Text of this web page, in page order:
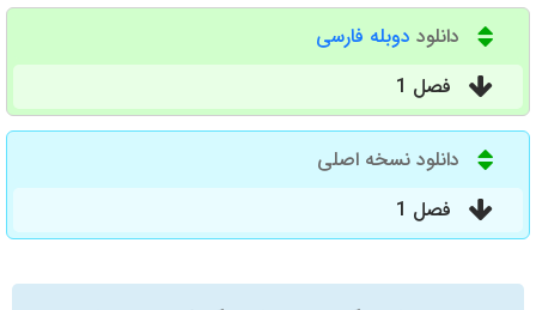
دانلود دوبله فارسی
فصل 1
دانلود نسخه اصلی
فصل 1